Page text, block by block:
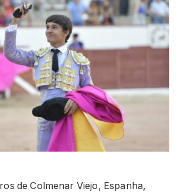
de Colmenar Viejo, Espanha,